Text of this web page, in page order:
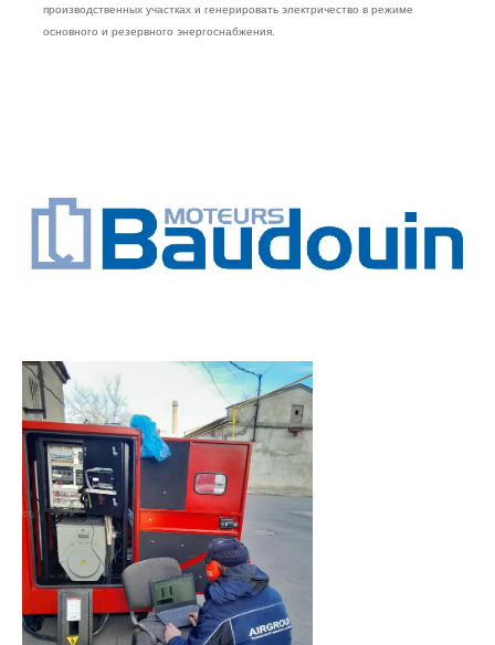
производственных участках и генерировать электричество в режиме
основного и резервного энергоснабжения.